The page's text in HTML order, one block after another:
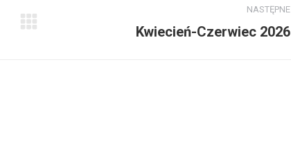
NASTĘPNE
Kwiecień-Czerwiec 2026